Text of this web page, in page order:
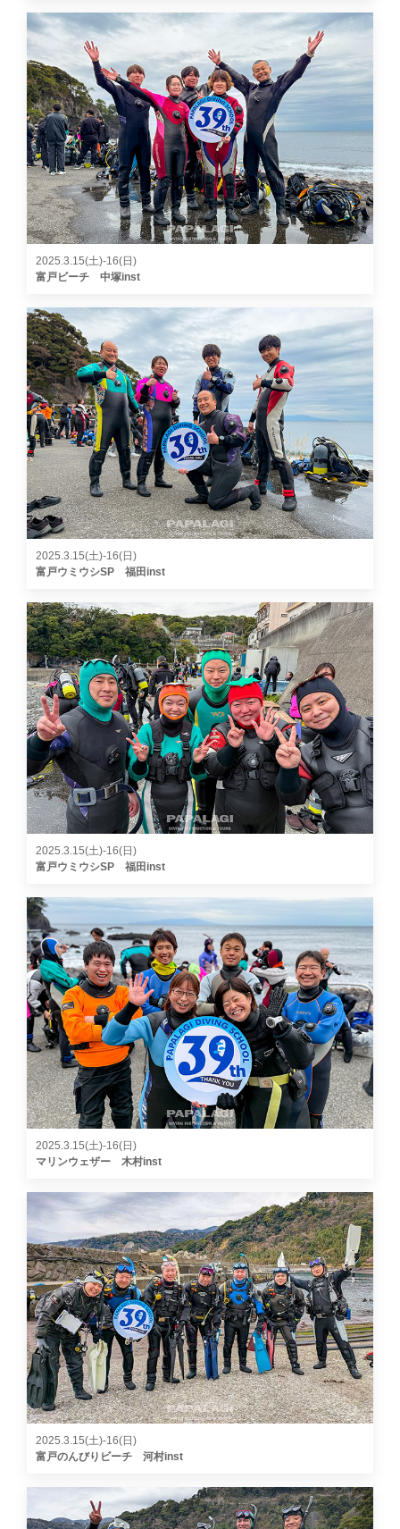
2025.3.15(土)-16(日)
富戸ビーチ 中塚inst
2025.3.15(土)-16(日)
富戸ウミウシSP 福田inst
2025.3.15(土)-16(日)
富戸ウミウシSP 福田inst
2025.3.15(土)-16(日)
マリンウェザー 木村inst
2025.3.15(土)-16(日)
富戸のんびりビーチ 河村inst